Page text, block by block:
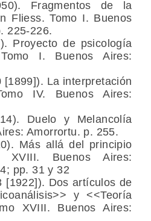
Fragmentos de la
Fliess. Tomo I. Buenos
225-226.
Proyecto de psicología
I. Buenos Aires:
[1899]). La interpretación
IV. Buenos Aires:
Duelo y Melancolía
Amorrortu. p. 255.
Más allá del principio
XVIII. Buenos Aires:
pp. 31 y 32
[1922]). Dos artículos de
y <<Teoría
XVIII. Buenos Aires: